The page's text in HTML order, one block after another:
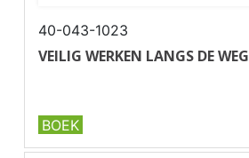
40-043-1023
VEILIG WERKEN LANGS DE WEG
<✔ U37-1
BOEK